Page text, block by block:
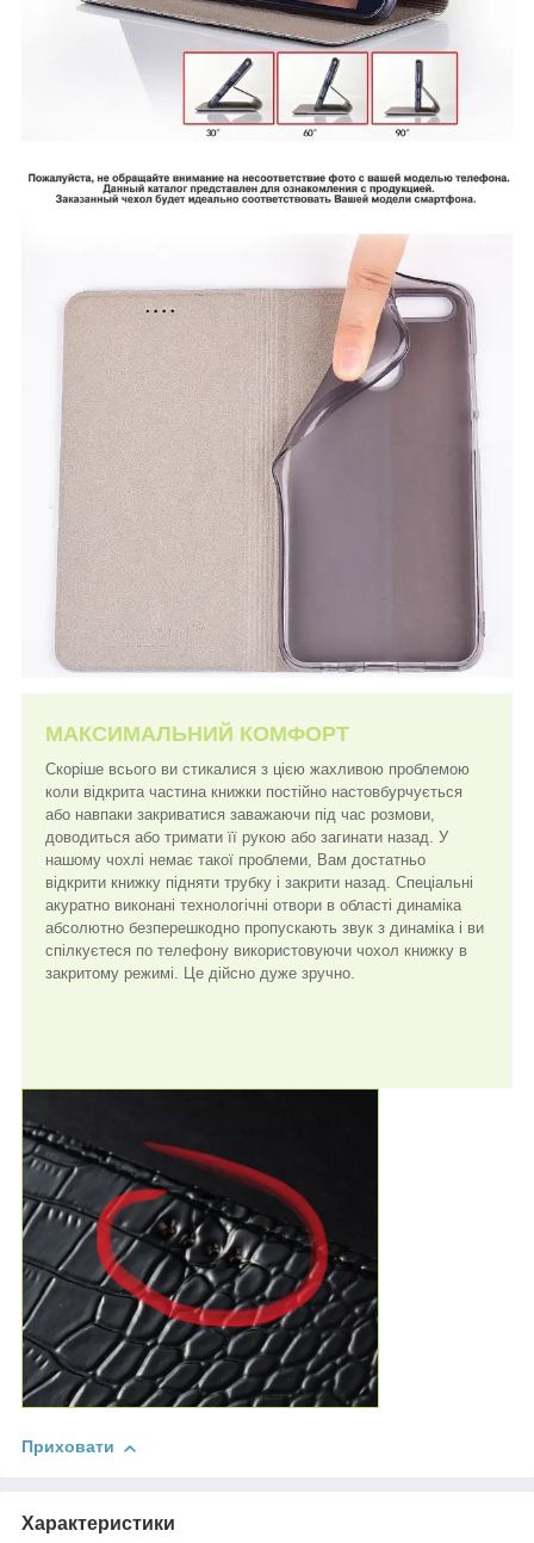
МАКСИМАЛЬНИЙ КОМФОРТ
Скоріше всього ви стикалися з цією жахливою проблемою
коли відкрита частина книжки постійно настовбурчується
або навпаки закриватися заважаючи під час розмови,
доводиться або тримати її рукою або загинати назад. У
нашому чохлі немає такої проблеми, Вам достатньо
відкрити книжку підняти трубку і закрити назад. Спеціальні
акуратно виконані технологічні отвори в області динаміка
абсолютно безперешкодно пропускають звук з динаміка і ви
спілкуєтеся по телефону використовуючи чохол книжку в
закритому режимі. Це дійсно дуже зручно.
Приховати
Характеристики